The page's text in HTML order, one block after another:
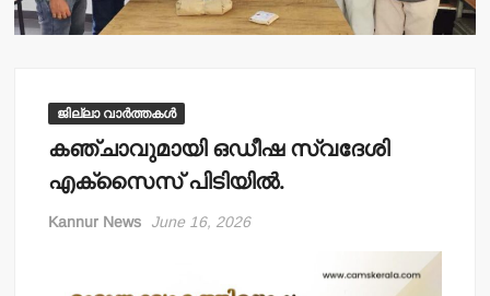
ജില്ലാ വാർത്തകൾ
കഞ്ചാവുമായി ഒഡീഷ സ്വദേശി
എക്‌സൈസ് പിടിയില്‍.
Kannur News June 16, 2026